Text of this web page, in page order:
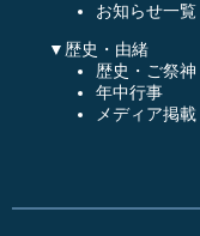
お知らせ一覧
▼歴史・由緒
歴史・ご祭神
年中行事
メディア掲載